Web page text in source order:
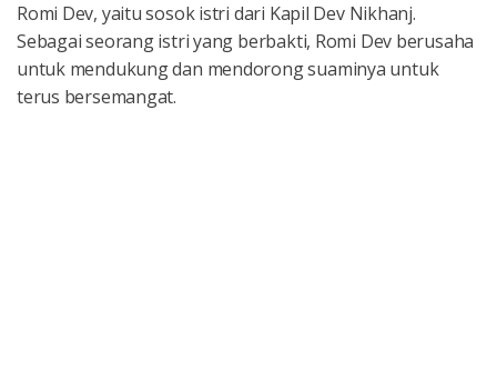
Romi Dev, yaitu sosok istri dari Kapil Dev Nikhanj.
Sebagai seorang istri yang berbakti, Romi Dev berusaha
untuk mendukung dan mendorong suaminya untuk
terus bersemangat.